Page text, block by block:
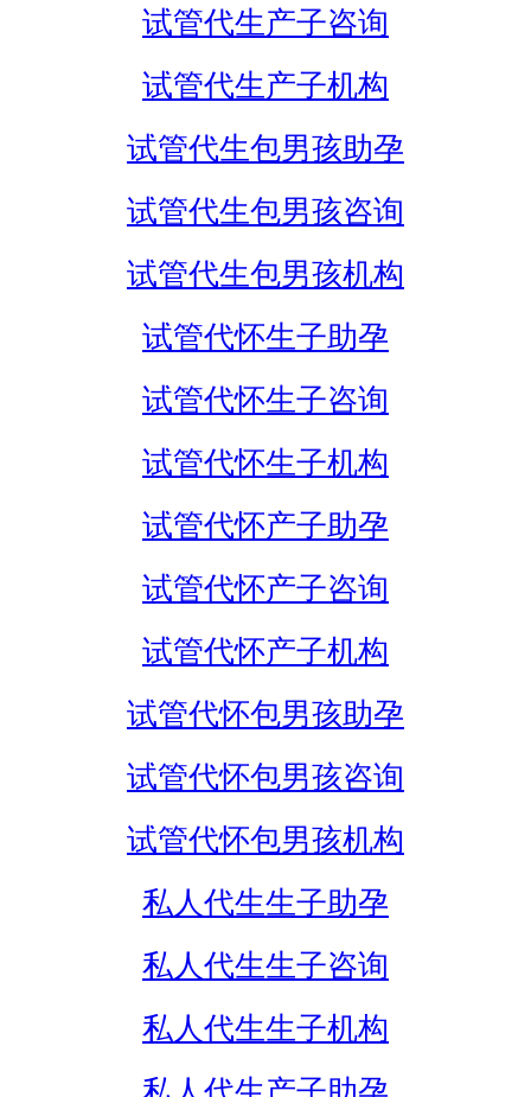
试管代生产子咨询
试管代生产子机构
试管代生包男孩助孕
试管代生包男孩咨询
试管代生包男孩机构
试管代怀生子助孕
试管代怀生子咨询
试管代怀生子机构
试管代怀产子助孕
试管代怀产子咨询
试管代怀产子机构
试管代怀包男孩助孕
试管代怀包男孩咨询
试管代怀包男孩机构
私人代生生子助孕
私人代生生子咨询
私人代生生子机构